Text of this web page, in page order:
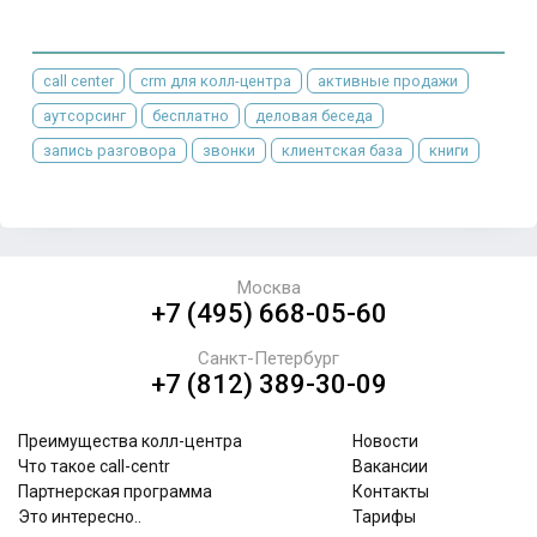
call center crm для колл-центра
активные продажи
аутсорсинг
бесплатно
деловая беседа
запись разговора
звонки клиентская база книги
+7 (495) 668-05-60
Москва
+7 (812) 389-30-09
Санкт-Петербург
Преимущества колл-центра
Что такое call-centr
Партнерская программа
Это интересно..
Новости
Вакансии
Контакты
Тарифы